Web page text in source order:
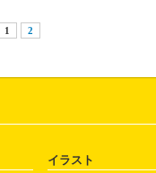
1 2
イラスト